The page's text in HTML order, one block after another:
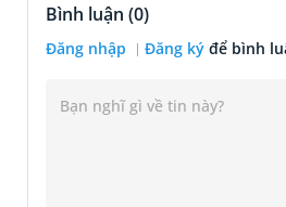
Bình luận (0)
Đăng nhập Đăng ký để bình